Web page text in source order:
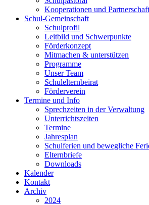
Kooperationen und
Schul-Gemeinschaft
Schulprofil
Leitbild und Schwerpunkte
Förderkonzept
Mitmachen & unterstützen
Programme
Unser Team
Schulelternbeirat
Förderverein
Termine und Info
Sprechzeiten in der Verwaltung
Unterrichtszeiten
Termine
Jahresplan
Schulferien und bewegliche
Elternbriefe
Downloads
Kalender
Kontakt
Archiv
2024